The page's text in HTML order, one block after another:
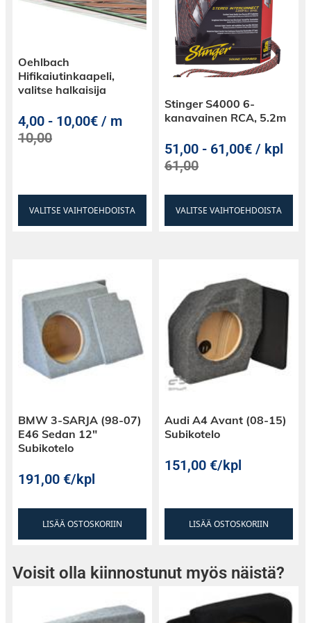
Kaiutinsarjan asentaminen ei vaadi mitään
muokkauksia autoon tai auton rakenteisiin,
vaan kaikki komponentit sopivat 100% suoraan
alkuperäisten kaiuttimien tilalle ja alkuperäisiä
liittimiä käyttäen. Midbasso on
paperimassakartiolla, butyylikumiripustuksella
ja tehokkaalla 80 x 17mm magneetilla. Nämä
herkkyyden.
kupari/alumiinipuhekelalla varustettu
kangaskalottidiskantti neodyymimagneetilla,
joka sopii suoraan MB Sprintern alkuperäisen
diskantin tilalle.
Jakosuotimet on integroitu diskanttikaiuttimen
johtoon. Diskantin sekä midbasson liittimet
sopivat suoraan MB:n alkuperäisiin liittimiin.
Kaiutinsarjan tekniset tiedot
Oehlbach
Hifikaiutinkaapeli,
valitse halkaisija
4,00 - 10,00€ / m
10,00
VALITSE VAIHTOEHDOISTA
Stinger S4000 6-
kanavainen RCA, 5.2m
51,00 - 61,00€ / kpl
61,00
VALITSE VAIHTOEHDOISTA
BMW 3-SARJA (98-07)
E46 Sedan 12″
Subikotelo
191,00€/kpl
LISÄÄ OSTOSKORIIN
Audi A4 Avant (08-15)
Subikotelo
151,00€/kpl
LISÄÄ OSTOSKORIIN
Voisit olla kiinnostunut myös näistä?